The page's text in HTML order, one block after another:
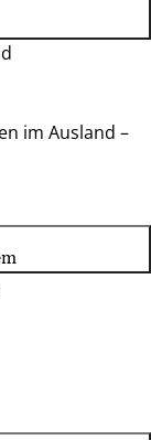
im Ausland –